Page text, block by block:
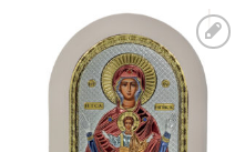
Πρόσθήκη
στην λίστα
επιθυμιών